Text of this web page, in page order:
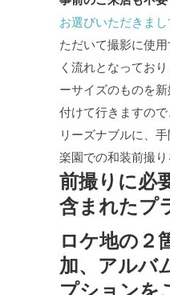
お選びいただきまし
ただいて撮影に使
く流れとなってお
ーサイズのものを
付けて行きますので
リーズナブルに、
楽園での和装前撮り
前撮りに必
含まれたプ
ロケ地の２
加、アルバ
プションを